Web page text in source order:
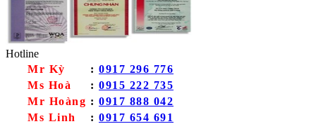
Hotline
Mr Kỳ
: 0917 296 776
Ms Hoà
: 0915 222 735
Mr Hoàng : 0917 888 042
Ms Linh
: 0917 654 691